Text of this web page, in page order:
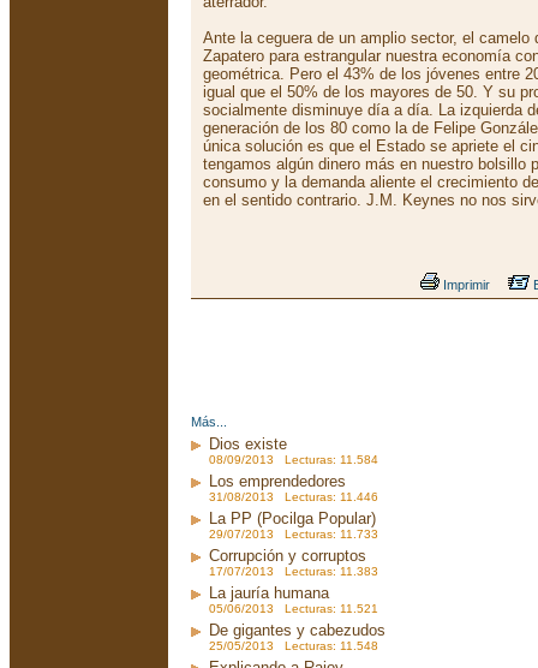
Ante la ceguera de un amplio sector, el camelo
Zapatero para estrangular nuestra economía
geométrica. Pero el 43% de los jóvenes entre
igual que el 50% de los mayores de 50. Y su
socialmente disminuye día a día. La izquierda
generación de los 80 como la de Felipe
única solución es que el Estado se apriete el
tengamos algún dinero más en nuestro bolsillo
consumo y la demanda aliente el crecimiento
en el sentido contrario. J.M. Keynes no nos
Imprimir
Más...
Dios existe
08/09/2013 Lecturas: 11.584
Los emprendedores
31/08/2013 Lecturas: 11.446
La PP (Pocilga Popular)
29/07/2013 Lecturas: 11.733
Corrupción y corruptos
17/07/2013 Lecturas: 11.383
La jauría humana
05/06/2013 Lecturas: 11.521
De gigantes y cabezudos
25/05/2013 Lecturas: 11.548